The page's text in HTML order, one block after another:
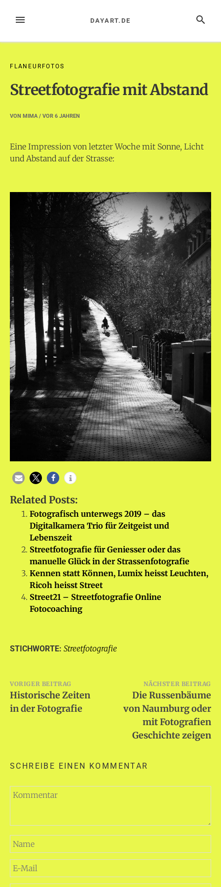
InhaltMENÜ SUCHE
DAYART.DE
FLANEURFOTOS
Streetfotografie mit Abstand
VON MIMA/ VOR 6 JAHREN
Eine Impression von letzter Woche mit Sonne, Licht
und Abstand auf der Strasse:
Related Posts:
Fotografisch unterwegs 2019 – das
Digitalkamera Trio für Zeitgeist und
Lebenszeit
Streetfotografie für Geniesser oder das
manuelle Glück in der Strassenfotografie
Kennen statt Können, Lumix heisst Leuchten,
Ricoh heisst Street
Street21 – Streetfotografie Online
Fotocoaching
STICHWORTE: Streetfotografie
Beitragsnavigation
VORIGER BEITRAG
Historische Zeiten
in der Fotografie
NÄCHSTER BEITRAG
Die Russenbäume
von Naumburg oder
mit Fotografien
Geschichte zeigen
SCHREIBE EINEN KOMMENTAR